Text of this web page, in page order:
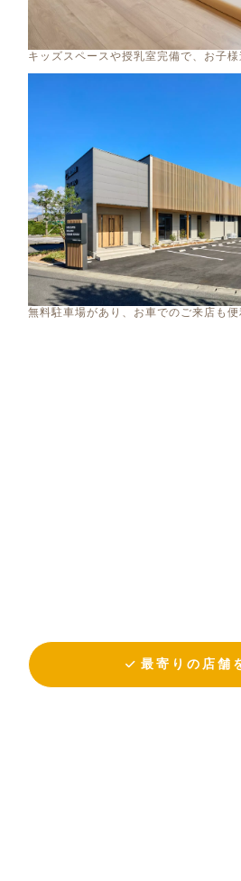
キッズスペースや授乳室完備で、お子様
無料駐車場があり、お車でのご来店も便
最寄りの店舗